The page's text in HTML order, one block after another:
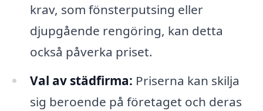
krav, som fönsterputsing eller
djupgående rengöring, kan detta
också påverka priset.
Val av städfirma: Priserna kan skilja
sig beroende på företaget och deras